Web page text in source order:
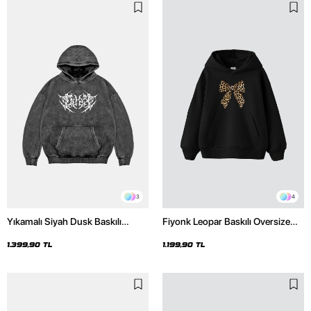
3
Yıkamalı Siyah Dusk Baskılı
1.399,90 TL
4
Fiyonk Leopar Baskılı Oversize
1.199,90 TL